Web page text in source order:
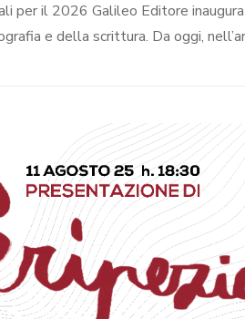
per il 2026 Galileo Editore
e della scrittura. Da oggi,